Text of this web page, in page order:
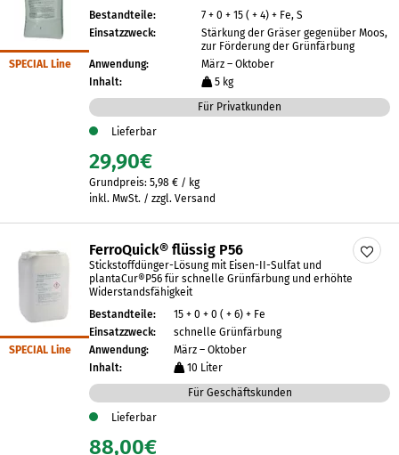
SPECIAL Line
Bestandteile:
7 + 0 + 15 ( + 4) + Fe, S
Einsatzzweck:
Stärkung der Gräser gegenüber Moos,
zur Förderung der Grünfärbung
Anwendung:
März – Oktober
Inhalt:
5 kg
Für Privatkunden
Lieferbar
29,90€
Grundpreis: 5,98 € / kg
inkl. MwSt. / zzgl. Versand
SPECIAL Line
FerroQuick® flüssig P56
Stickstoffdünger-Lösung mit Eisen-II-Sulfat und
plantaCur®P56 für schnelle Grünfärbung und erhöhte
Widerstandsfähigkeit
Bestandteile:
15 + 0 + 0 ( + 6) + Fe
Einsatzzweck:
schnelle Grünfärbung
Anwendung:
März – Oktober
Inhalt:
10 Liter
Für Geschäftskunden
Lieferbar
88,00€